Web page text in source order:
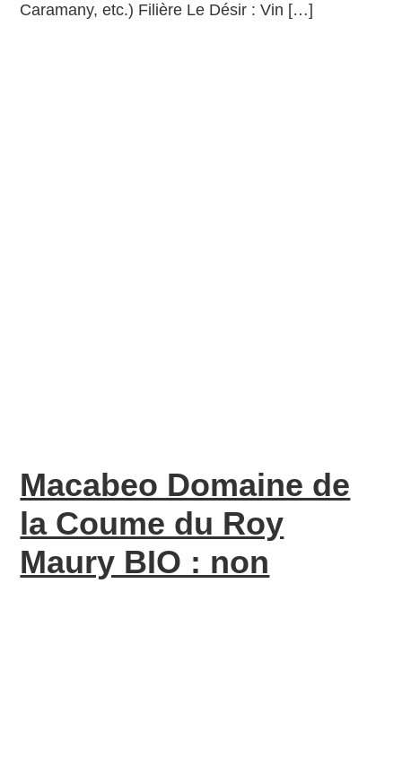
Caramany, etc.) Filière Le Désir : Vin […]
Macabeo Domaine de
la Coume du Roy
Maury BIO : non